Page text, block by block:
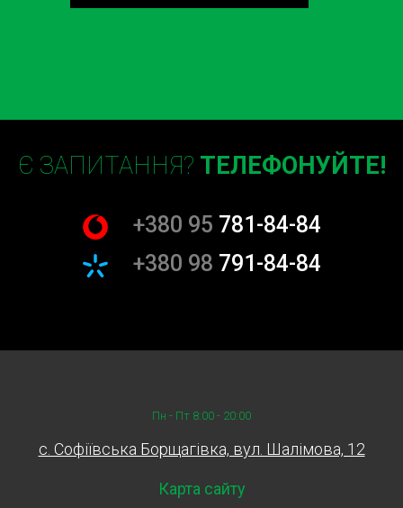
Є ЗАПИТАННЯ? ТЕЛЕФОНУЙТЕ!
+380 95 781-84-84
+380 98 791-84-84
Пн - Пт 8:00 - 20:00
c. Софіївська Борщагівка, вул. Шалімова, 12
Карта сайту